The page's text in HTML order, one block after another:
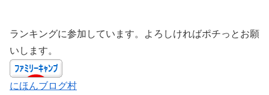
ランキングに参加しています。よろしければポチっとお願
いします。
にほんブログ村